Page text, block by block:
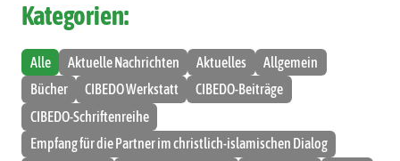
Kategorien:
Alle Aktuelle Nachrichten Aktuelles
Allgemein
Bücher
CIBEDO Werkstatt
CIBEDO-Beiträge
CIBEDO-Schriftenreihe
Empfang für die Partner im christlich-islamischen Dialog